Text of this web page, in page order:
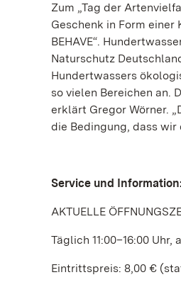
Zum „Tag der
Geschenk in Form einer
BEHAVE“.
Naturschutz
Hundertwassers
so vielen Bereichen an.
erklärt Gregor Wörner.
die Bedingung, dass
Service und Information:
AKTUELLE
Täglich 11:00–16:00
Eintrittspreis: 8,00 €